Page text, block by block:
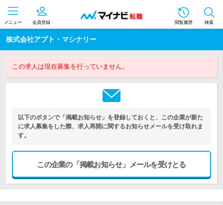
メニュー 会員登録 閲覧履歴 検索
株式会社アプト・マシナリー
この求人は現在募集を行っていません。
以下のボタンで「掲載お知らせ」を登録しておくと、この企業が新た
に求人募集をした際、求人再開に関するお知らせメールを受け取れま
す。
この企業の「掲載お知らせ」メールを受けとる